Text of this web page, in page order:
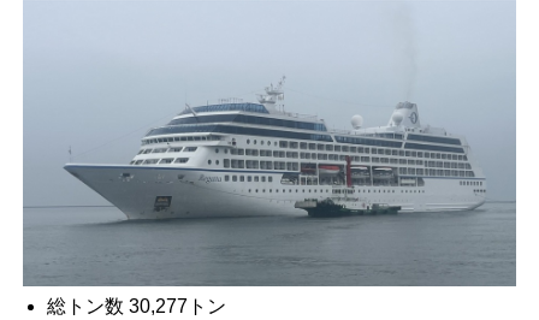
総トン数 30,277トン